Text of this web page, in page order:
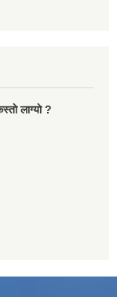
लाग्याे ?